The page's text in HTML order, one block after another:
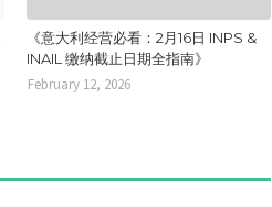
《意大利经营必看：2月16日 INPS &
INAIL 缴纳截止日期全指南》
February 12, 2026